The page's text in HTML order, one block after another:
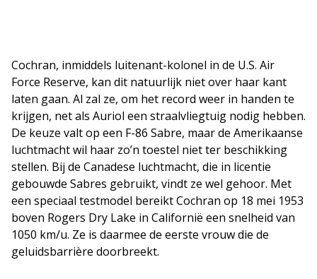
Cochran, inmiddels luitenant-kolonel in de U.S. Air
Force Reserve, kan dit natuurlijk niet over haar kant
laten gaan. Al zal ze, om het record weer in handen te
krijgen, net als Auriol een straalvliegtuig nodig hebben.
De keuze valt op een F-86 Sabre, maar de Amerikaanse
luchtmacht wil haar zo’n toestel niet ter beschikking
stellen. Bij de Canadese luchtmacht, die in licentie
gebouwde Sabres gebruikt, vindt ze wel gehoor. Met
een speciaal testmodel bereikt Cochran op 18 mei 1953
boven Rogers Dry Lake in Californië een snelheid van
1050 km/u. Ze is daarmee de eerste vrouw die de
geluidsbarrière doorbreekt.